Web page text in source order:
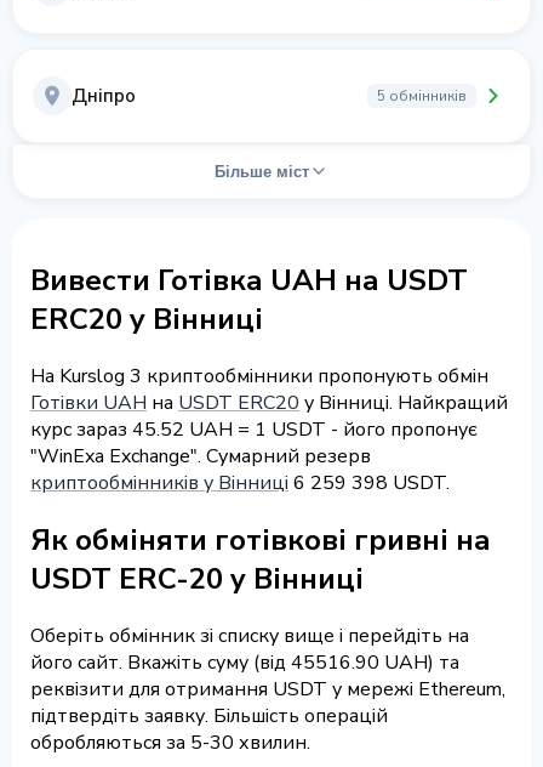
Дніпро 5 обмінників
Більше міст
Вивести Готівка UAH на USDT
ERC20 у Вінниці
На Kurslog 3 криптообмінники пропонують обмін
Готівки UAH на USDT ERC20 у Вінниці. Найкращий
курс зараз 45.52 UAH = 1 USDT - його пропонує
"WinExa Exchange". Сумарний резерв
криптообмінників у Вінниці 6 259 398 USDT.
Як обміняти готівкові гривні на
USDT ERC-20 у Вінниці
Оберіть обмінник зі списку вище і перейдіть на
його сайт. Вкажіть суму (від 45516.90 UAH) та
реквізити для отримання USDT у мережі Ethereum,
підтвердіть заявку. Більшість операцій
обробляються за 5-30 хвилин.